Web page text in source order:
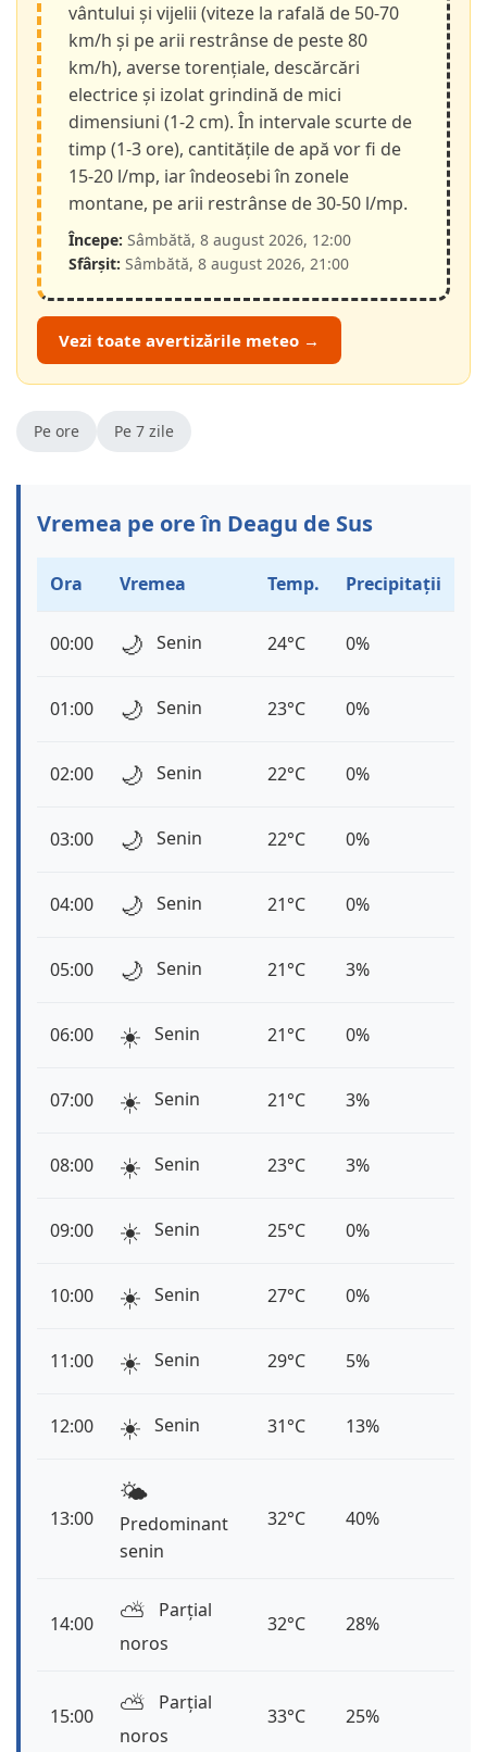
vântului și vijelii (viteze la rafală de 50-70
km/h și pe arii restrânse de peste 80
km/h), averse torențiale, descărcări
electrice și izolat grindină de mici
dimensiuni (1-2 cm). În intervale scurte de
timp (1-3 ore), cantitățile de apă vor fi de
15-20 l/mp, iar îndeosebi în zonele
montane, pe arii restrânse de 30-50 l/mp.
Începe: Sâmbătă, 8 august 2026, 12:00
Sfârșit: Sâmbătă, 8 august 2026, 21:00
Vezi toate avertizările meteo →
Pe ore Pe 7 zile
Vremea pe ore în Deagu de Sus
Ora Vremea Temp. Precipitații
00:00 🌙 Senin 24°C 0%
01:00 🌙 Senin 23°C 0%
02:00 🌙 Senin 22°C 0%
03:00 🌙 Senin 22°C 0%
04:00 🌙 Senin 21°C 0%
05:00 🌙 Senin 21°C 3%
06:00 ☀️ Senin 21°C 0%
07:00 ☀️ Senin 21°C 3%
08:00 ☀️ Senin 23°C 3%
09:00 ☀️ Senin 25°C 0%
10:00 ☀️ Senin 27°C 0%
11:00 ☀️ Senin 29°C 5%
12:00 ☀️ Senin 31°C 13%
13:00
🌤️
Predominant
senin
32°C 40%
14:00 ⛅️
Parțial
noros
32°C 28%
15:00 ⛅️
Parțial
noros
33°C 25%